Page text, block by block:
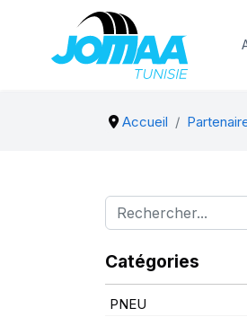
Accueil
Catégories
PNEU